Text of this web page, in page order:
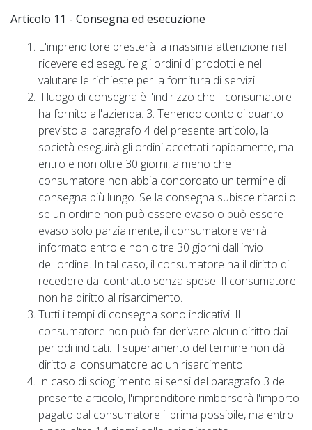
Articolo 11 - Consegna ed esecuzione
L'imprenditore presterà la massima attenzione nel
ricevere ed eseguire gli ordini di prodotti e nel
valutare le richieste per la fornitura di servizi.
Il luogo di consegna è l'indirizzo che il consumatore
ha fornito all'azienda. 3. Tenendo conto di quanto
previsto al paragrafo 4 del presente articolo, la
società eseguirà gli ordini accettati rapidamente, ma
entro e non oltre 30 giorni, a meno che il
consumatore non abbia concordato un termine di
consegna più lungo. Se la consegna subisce ritardi o
se un ordine non può essere evaso o può essere
evaso solo parzialmente, il consumatore verrà
informato entro e non oltre 30 giorni dall'invio
dell'ordine. In tal caso, il consumatore ha il diritto di
recedere dal contratto senza spese. Il consumatore
non ha diritto al risarcimento.
Tutti i tempi di consegna sono indicativi. Il
consumatore non può far derivare alcun diritto dai
periodi indicati. Il superamento del termine non dà
diritto al consumatore ad un risarcimento.
In caso di scioglimento ai sensi del paragrafo 3 del
presente articolo, l'imprenditore rimborserà l'importo
pagato dal consumatore il prima possibile, ma entro